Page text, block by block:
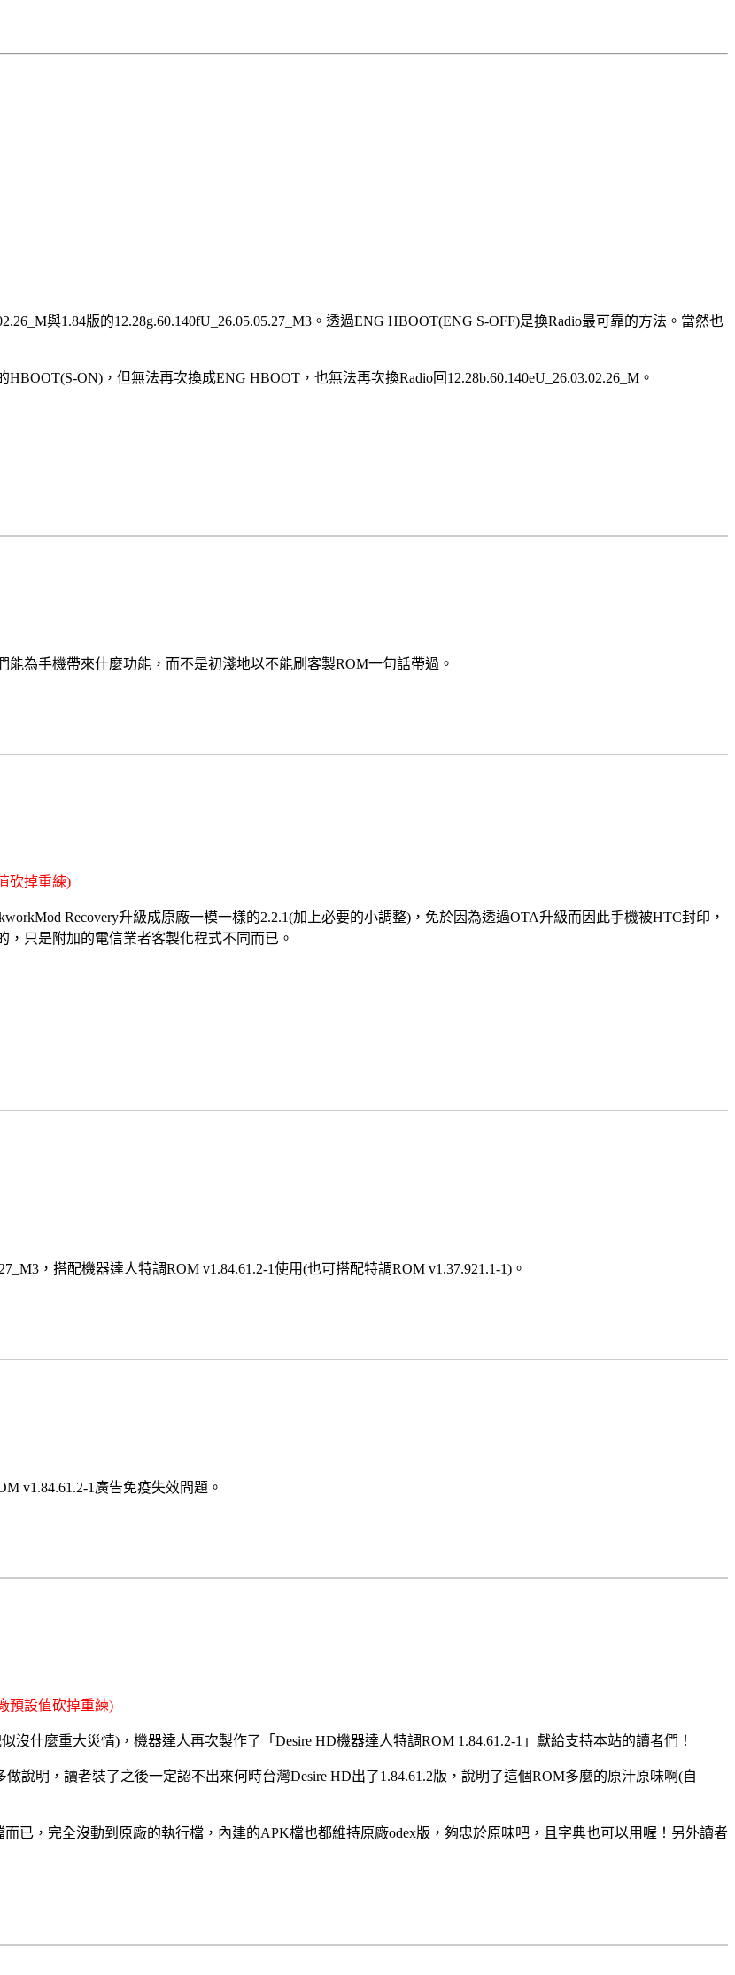
與1.84版的12.28g.60.140fU_26.05.05.27_M3。透過ENG HBOOT(ENG S-OFF)是換Radio最可靠的方法。當然也
ON)，但無法再次換成ENG HBOOT，也無法再次換Radio回12.28b.60.140eU_26.03.02.26_M。
為手機帶來什麼功能，而不是初淺地以不能刷客製ROM一句話帶過。
砍掉重練)
Recovery升級成原廠一模一樣的2.2.1(加上必要的小調整)，免於因為透過OTA升級而因此手機被HTC封印，
，只是附加的電信業者客製化程式不同而已。
，搭配機器達人特調ROM v1.84.61.2-1使用(也可搭配特調ROM v1.37.921.1-1)。
v1.84.61.2-1廣告免疫失效問題。
預設值砍掉重練)
沒什麼重大災情)，機器達人再次製作了「Desire HD機器達人特調ROM 1.84.61.2-1」獻給支持本站的讀者們！
說明，讀者裝了之後一定認不出來何時台灣Desire HD出了1.84.61.2版，說明了這個ROM多麼的原汁原味啊(自
已，完全沒動到原廠的執行檔，內建的APK檔也都維持原廠odex版，夠忠於原味吧，且字典也可以用喔！另外讀者